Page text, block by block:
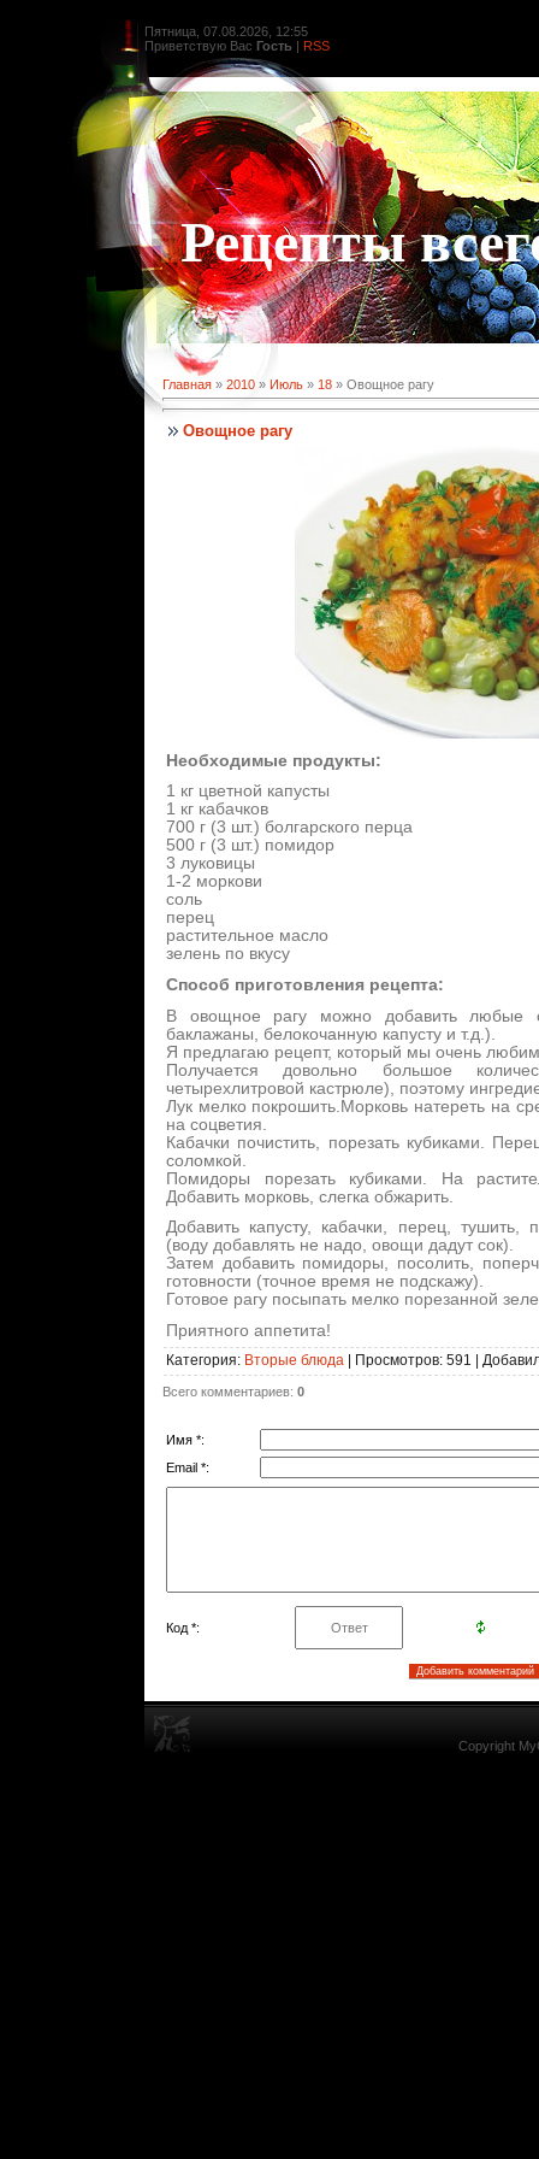
Пятница, 07.08.2026, 12:55
Приветствую Вас Гость | RSS
Рецепты
Главная » 2010 » Июль » 18 » Овощное рагу
Овощное рагу
Необходимые продукты:
1 кг цветной капусты
1 кг кабачков
700 г (3 шт.) болгарского перца
500 г (3 шт.) помидор
3 луковицы
1-2 моркови
соль
перец
растительное масло
зелень по вкусу
Способ приготовления рецепта:
В овощное рагу можно добавить любые
баклажаны, белокочанную капусту и т.д.).
Я предлагаю рецепт, который мы очень
Получается довольно большое
четырехлитровой кастрюле), поэтому
Лук мелко покрошить.Морковь натереть на
на соцветия.
Кабачки почистить, порезать кубиками.
соломкой.
Помидоры порезать кубиками. На
Добавить морковь, слегка обжарить.
Добавить капусту, кабачки, перец,
(воду добавлять не надо, овощи дадут сок).
Затем добавить помидоры, посолить,
готовности (точное время не подскажу).
Готовое рагу посыпать мелко порезанной
Приятного аппетита!
Категория: Вторые блюда Просмотров: 591 |
Всего комментариев: 0
Имя *:
Email *:
Код *:
Copyright